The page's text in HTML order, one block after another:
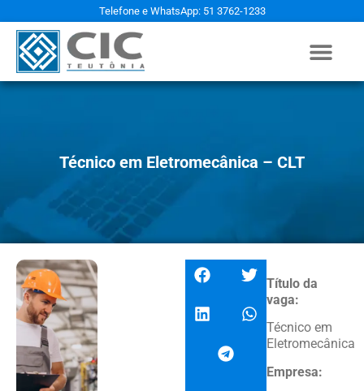
Telefone e WhatsApp: 51 3762-1233
Técnico em Eletromecânica – CLT
Título da
vaga:
Técnico em
Eletromecânica
Empresa: